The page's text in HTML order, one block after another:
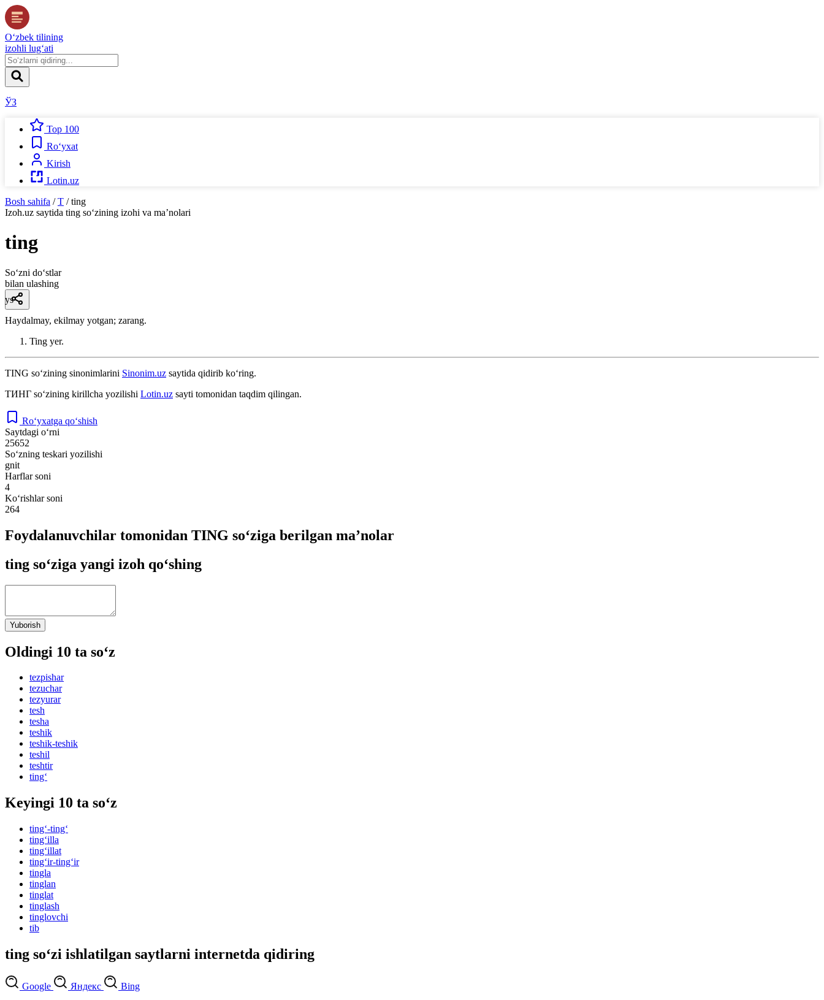
O‘zbek tilining
izohli lug‘ati
ЎЗ
Top 100
Ro‘yxat
Kirish
Lotin.uz
Bosh sahifa / T / ting
Izoh.uz saytida ting so‘zining izohi va ma’nolari
ting
So‘zni do‘stlar
bilan ulashing
ys
Haydalmay, ekilmay yotgan; zarang.
Ting yer.
TING so‘zining sinonimlarini Sinonim.uz saytida qidirib ko‘ring.
ТИНГ so‘zining kirillcha yozilishi Lotin.uz sayti tomonidan taqdim qilingan.
Ro‘yxatga qo‘shish
Saytdagi o‘rni
25652
So‘zning teskari yozilishi
gnit
Harflar soni
4
Ko‘rishlar soni
264
Foydalanuvchilar tomonidan TING so‘ziga berilgan ma’nolar
ting so‘ziga yangi izoh qo‘shing
Yuborish
Oldingi 10 ta so‘z
tezpishar
tezuchar
tezyurar
tesh
tesha
teshik
teshik-teshik
teshil
teshtir
ting‘
Keyingi 10 ta so‘z
ting‘-ting‘
ting‘illa
ting‘illat
ting‘ir-ting‘ir
tingla
tinglan
tinglat
tinglash
tinglovchi
tib
ting so‘zi ishlatilgan saytlarni internetda qidiring
Google Яндекс Bing